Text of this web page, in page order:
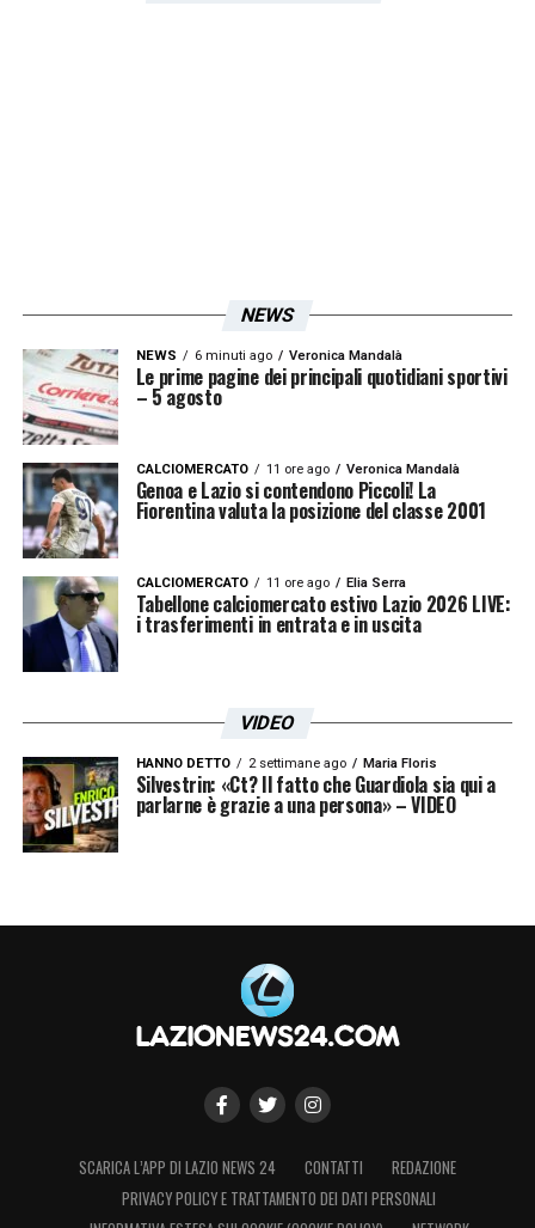
NEWS
NEWS 6 minuti ago Veronica Mandalà
Le prime pagine dei principali quotidiani sportivi
– 5 agosto
CALCIOMERCATO 11 ore ago Veronica Mandalà
Genoa e Lazio si contendono Piccoli! La
Fiorentina valuta la posizione del classe 2001
CALCIOMERCATO 11 ore ago Elia Serra
Tabellone calciomercato estivo Lazio 2026 LIVE:
i trasferimenti in entrata e in uscita
VIDEO
HANNO DETTO 2 settimane ago Maria Floris
Silvestrin: «Ct? Il fatto che Guardiola sia qui a
parlarne è grazie a una persona» – VIDEO
SCARICA L’APP DI LAZIO NEWS 24 CONTATTI
REDAZIONE
PRIVACY POLICY E TRATTAMENTO DEI DATI PERSONALI